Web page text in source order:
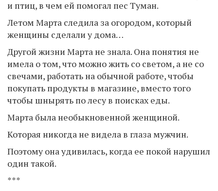
и птиц, в чем ей помогал пес Туман.
Летом Марта следила за огородом, который
женщины сделали у дома…
Другой жизни Марта не знала. Она понятия не
имела о том, что можно жить со светом, а не со
свечами, работать на обычной работе, чтобы
покупать продукты в магазине, вместо того
чтобы шнырять по лесу в поисках еды.
Марта была необыкновенной женщиной.
Которая никогда не видела в глаза мужчин.
Поэтому она удивилась, когда ее покой нарушил
один такой.
***